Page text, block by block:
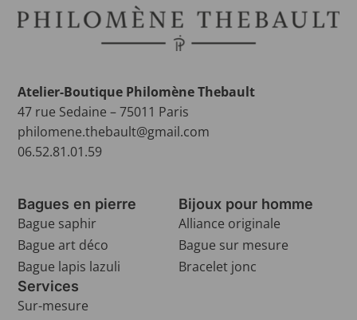
Atelier-Boutique Philomène Thebault
47 rue Sedaine – 75011 Paris
philomene.thebault@gmail.com
06.52.81.01.59
Bagues en pierre
Bague saphir
Bague art déco
Bague lapis lazuli
Bijoux pour homme
Alliance originale
Bague sur mesure
Bracelet jonc
Services
Sur-mesure